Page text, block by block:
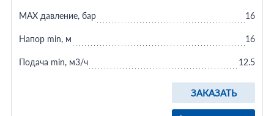
ЗАКАЗАТЬ
MAX давление, бар 16
Напор min, м 16
Подача min, м3/ч 12.5